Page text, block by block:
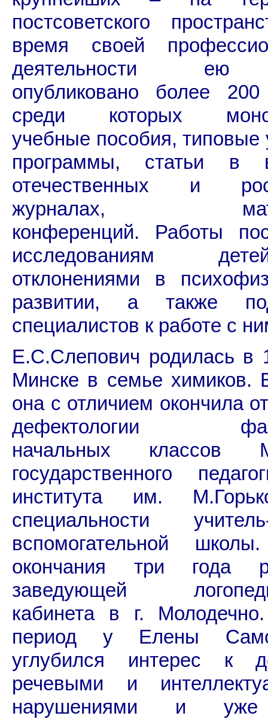
постсоветского
время своей
деятельности
опубликовано более 200
среди которых
учебные пособия, типовые
программы, статьи в
отечественных и
журналах,
конференций. Работы
исследованиям
отклонениями в
развитии, а также
специалистов к работе с
Е.С.Слепович родилась в
Минске в семье химиков.
она с отличием окончила
дефектологии
начальных классов
государственного
института им.
специальности учитель-
вспомогательной
окончания три года
заведующей
кабинета в г.
период у Елены
углубился интерес к
речевыми и
нарушениями и уже